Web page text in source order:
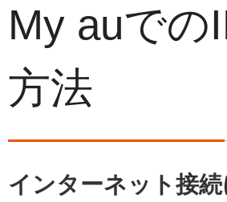
My auでの
方法
インターネット接